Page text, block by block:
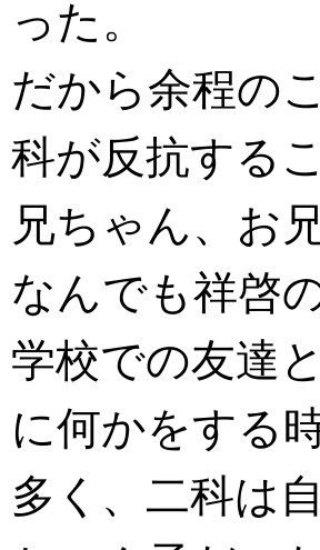
った。
だから余程の
科が反抗する
兄ちゃん、お
なんでも祥啓
学校での友達
に何かをする
多く、二科は